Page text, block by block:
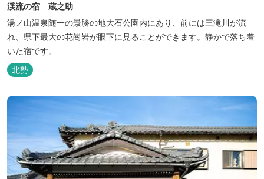
渓流の宿 蔵之助
湯ノ山温泉随一の景勝の地大石公園内にあり、前には三滝川が流
れ、県下最大の花崗岩が眼下に見ることができます。静かで落ち着
いた宿です。
北勢